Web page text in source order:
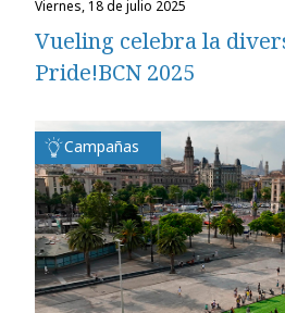
viernes, 18 de julio 2025
Vueling celebra la
Pride!BCN 2025
Campañas